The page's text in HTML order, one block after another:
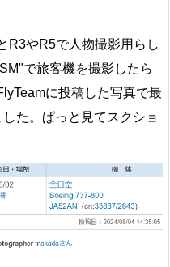
R3やR5で人物撮影用らし
で旅客機を撮影したら
に投稿した写真で最
た。ぱっと見てスクショ